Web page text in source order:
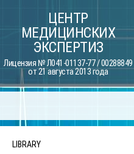
content
ЦЕНТР
МЕДИЦИНСКИХ
ЭКСПЕРТИЗ
Лицензия № Л041-01137-77 / 00288849
от 21 августа 2013 года
LIBRARY